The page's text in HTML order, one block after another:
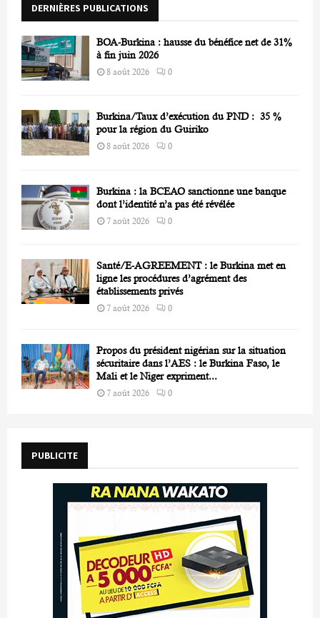
DERNIÈRES PUBLICATIONS
BOA-Burkina : hausse du bénéfice net de 31%
à fin juin 2026
8 août 2026 0
Burkina/Taux d’exécution du PND : 35 %
pour la région du Guiriko
8 août 2026 0
Burkina : la BCEAO sanctionne une banque
dont l’identité n’a pas été révélée
7 août 2026 0
Santé/E-AGREEMENT : le Burkina met en
ligne les procédures d’agrément des
établissements privés
7 août 2026 0
Propos du président nigérian sur la situation
sécuritaire dans l’AES : le Burkina Faso, le
Mali et le Niger expriment...
7 août 2026 0
PUBLICITE